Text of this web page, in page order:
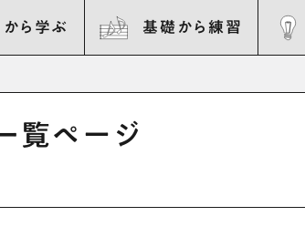
ら学ぶ 基礎から練習
覧ページ